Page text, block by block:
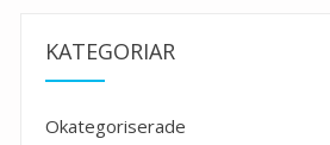
KATEGORIAR
Okategoriserade